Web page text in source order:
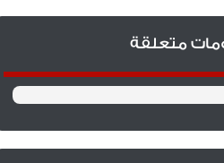
متعلقة